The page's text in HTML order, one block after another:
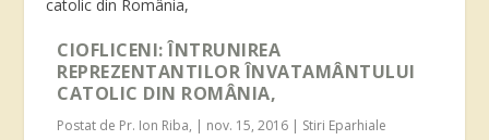
CIOFLICENI: ÎNTRUNIREA
REPREZENTANTILOR ÎNVATAMÂNTULUI
CATOLIC DIN ROMÂNIA,
Postat de Pr. Ion Riba, | nov. 15, 2016 | Stiri Eparhiale